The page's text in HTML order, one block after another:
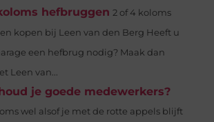
hefbruggen 2 of 4 koloms
kopen bij Leen van den Berg Heeft u
een hefbrug nodig? Maak dan
Leen van...
je goede medewerkers?
wel alsof je met de rotte appels blijft